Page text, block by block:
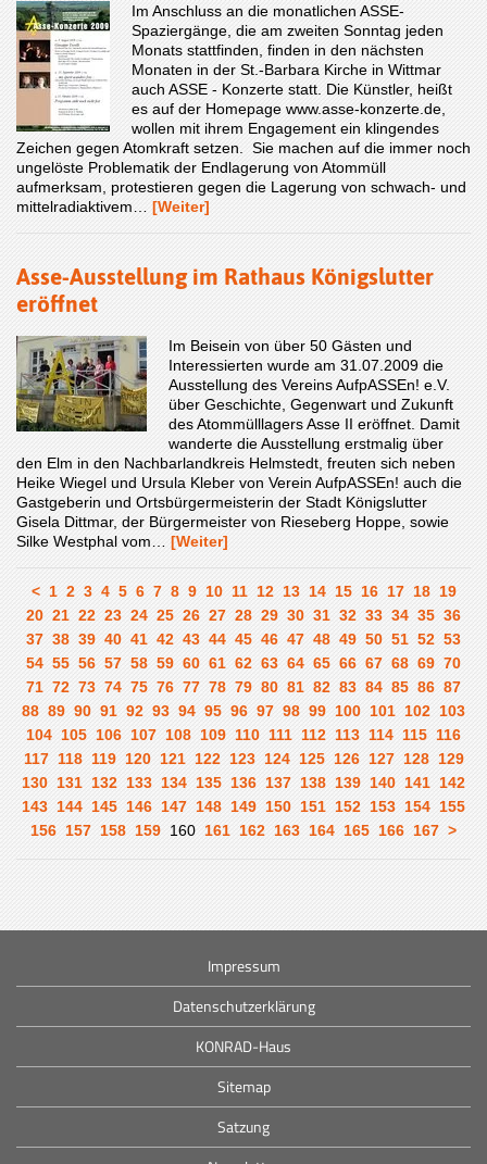
Im Anschluss an die monatlichen ASSE-
Spaziergänge, die am zweiten Sonntag jeden
Monats stattfinden, finden in den nächsten
Monaten in der St.-Barbara Kirche in Wittmar
auch ASSE - Konzerte statt. Die Künstler, heißt
es auf der Homepage www.asse-konzerte.de,
wollen mit ihrem Engagement ein klingendes
Zeichen gegen Atomkraft setzen. Sie machen auf die immer noch
ungelöste Problematik der Endlagerung von Atommüll
aufmerksam, protestieren gegen die Lagerung von schwach- und
mittelradiaktivem… [Weiter]
Asse-Ausstellung im Rathaus Königslutter
eröffnet
Im Beisein von über 50 Gästen und
Interessierten wurde am 31.07.2009 die
Ausstellung des Vereins AufpASSEn! e.V.
über Geschichte, Gegenwart und Zukunft
des Atommülllagers Asse II eröffnet. Damit
wanderte die Ausstellung erstmalig über
den Elm in den Nachbarlandkreis Helmstedt, freuten sich neben
Heike Wiegel und Ursula Kleber von Verein AufpASSEn! auch die
Gastgeberin und Ortsbürgermeisterin der Stadt Königslutter
Gisela Dittmar, der Bürgermeister von Rieseberg Hoppe, sowie
Silke Westphal vom… [Weiter]
< 1 2 3 4 5 6 7 8 9 10 11 12 13 14 15 16 17 18 19
20 21 22 23 24 25 26 27 28 29 30 31 32 33 34 35 36
37 38 39 40 41 42 43 44 45 46 47 48 49 50 51 52 53
54 55 56 57 58 59 60 61 62 63 64 65 66 67 68 69 70
71 72 73 74 75 76 77 78 79 80 81 82 83 84 85 86 87
88 89 90 91 92 93 94 95 96 97 98 99 100 101 102 103
104 105 106 107 108 109 110 111 112 113 114 115 116
117 118 119 120 121 122 123 124 125 126 127 128 129
130 131 132 133 134 135 136 137 138 139 140 141 142
143 144 145 146 147 148 149 150 151 152 153 154 155
156 157 158 159 160 161 162 163 164 165 166 167 >
Impressum
Datenschutzerklärung
KONRAD-Haus
Sitemap
Satzung